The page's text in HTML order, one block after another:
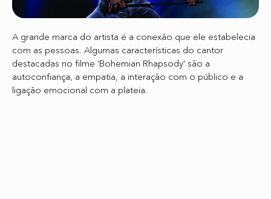
A grande marca do artista é a conexão que ele estabelecia
com as pessoas. Algumas características do cantor
destacadas no filme ‘Bohemian Rhapsody’ são a
autoconfiança, a empatia, a interação com o público e a
ligação emocional com a plateia.